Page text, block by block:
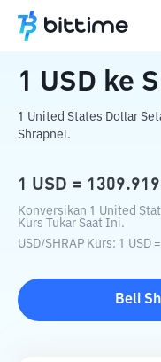
Beranda Konverter
1 USD ke
1 United States Dollar
Shrapnel.
1 USD =
Konversikan 1 United
Kurs Tukar Saat Ini.
USD/SHRAP Kurs: 1 USD =
Beli